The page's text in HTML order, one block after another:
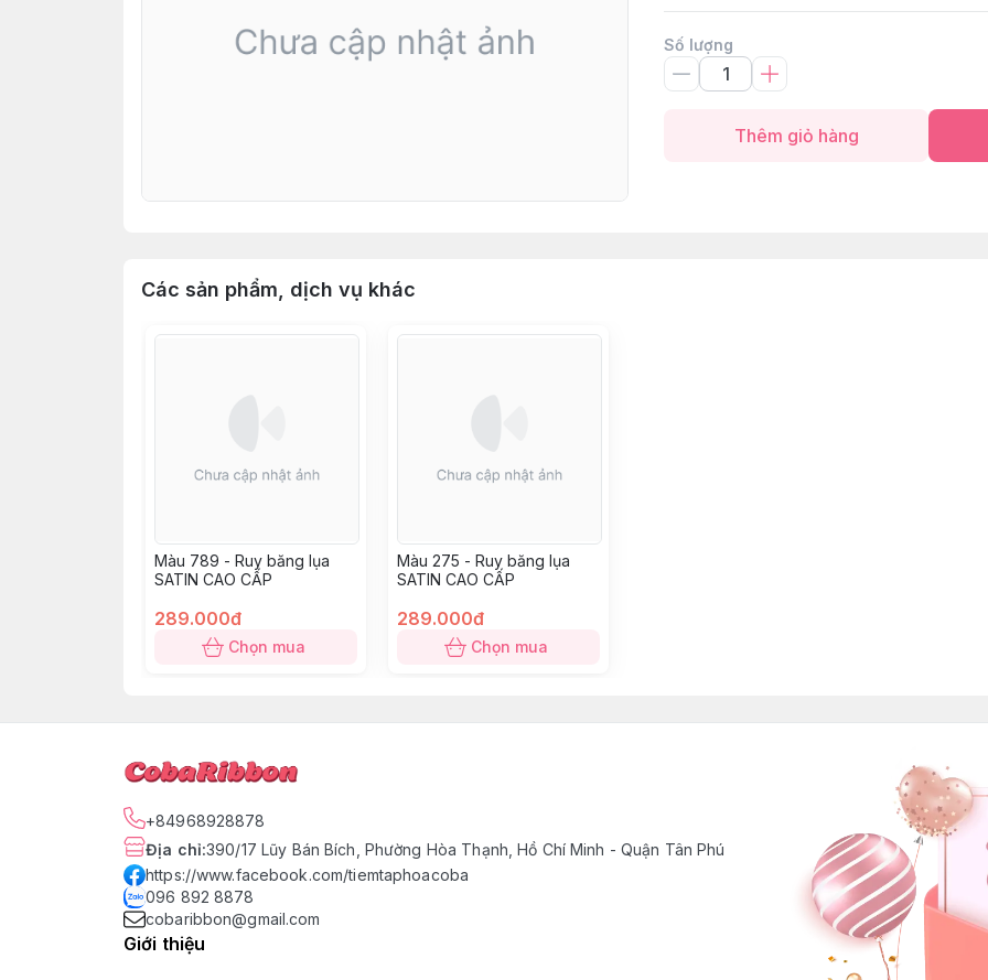
Số lượng
Thêm giỏ hàng
Các sản phẩm, dịch vụ khác
Màu 789 - Ruy băng lụa
SATIN CAO CẤP
289.000đ
Chọn mua
Màu 275 - Ruy băng lụa
SATIN CAO CẤP
289.000đ
Chọn mua
+84968928878
Địa chỉ:390/17 Lũy Bán Bích, Phường Hòa Thạnh, Hồ Chí Minh - Quận Tân Phú
https://www.facebook.com/tiemtaphoacoba
096 892 8878
cobaribbon@gmail.com
Giới thiệu